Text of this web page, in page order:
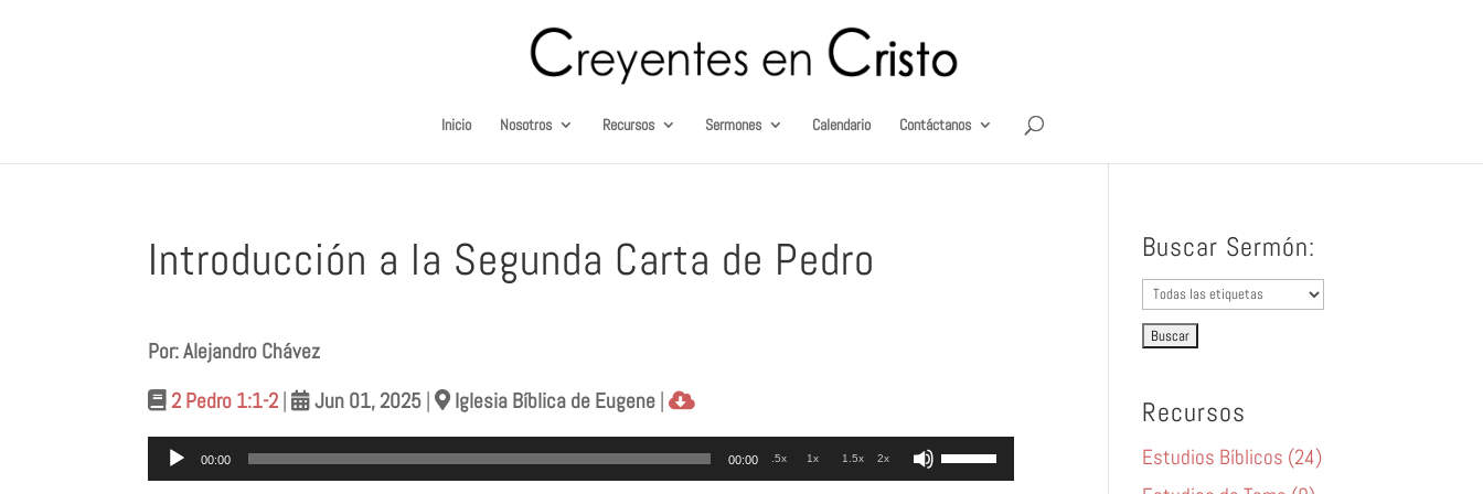
Inicio Nosotros Recursos Sermones Calendario Contáctanos
Introducción a la Segunda Carta de Pedro
Por: Alejandro Chávez
2 Pedro 1:1-2 | Jun 01, 2025 | Iglesia Bíblica de Eugene |
Reproductor
de
00:00 00:00 .5x 1x 1.5x 2x
Utiliza
las
Buscar Sermón:
Recursos
Estudios Bíblicos (24)